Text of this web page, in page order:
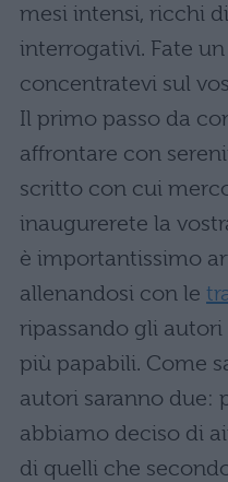
mesi intensi, ricchi
interrogativi. Fate
concentratevi sul
Il primo passo da
affrontare con
scritto con cui
inaugurerete la
è importantissimo
allenandosi con le
ripassando gli
più papabili. Come
autori saranno due:
abbiamo deciso di
di quelli che